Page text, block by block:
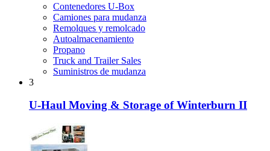
Contenedores U-Box
Camiones para mudanza
Remolques y remolcado
Autoalmacenamiento
Propano
Truck and Trailer Sales
Suministros de mudanza
3
U-Haul Moving & Storage of Winterburn II